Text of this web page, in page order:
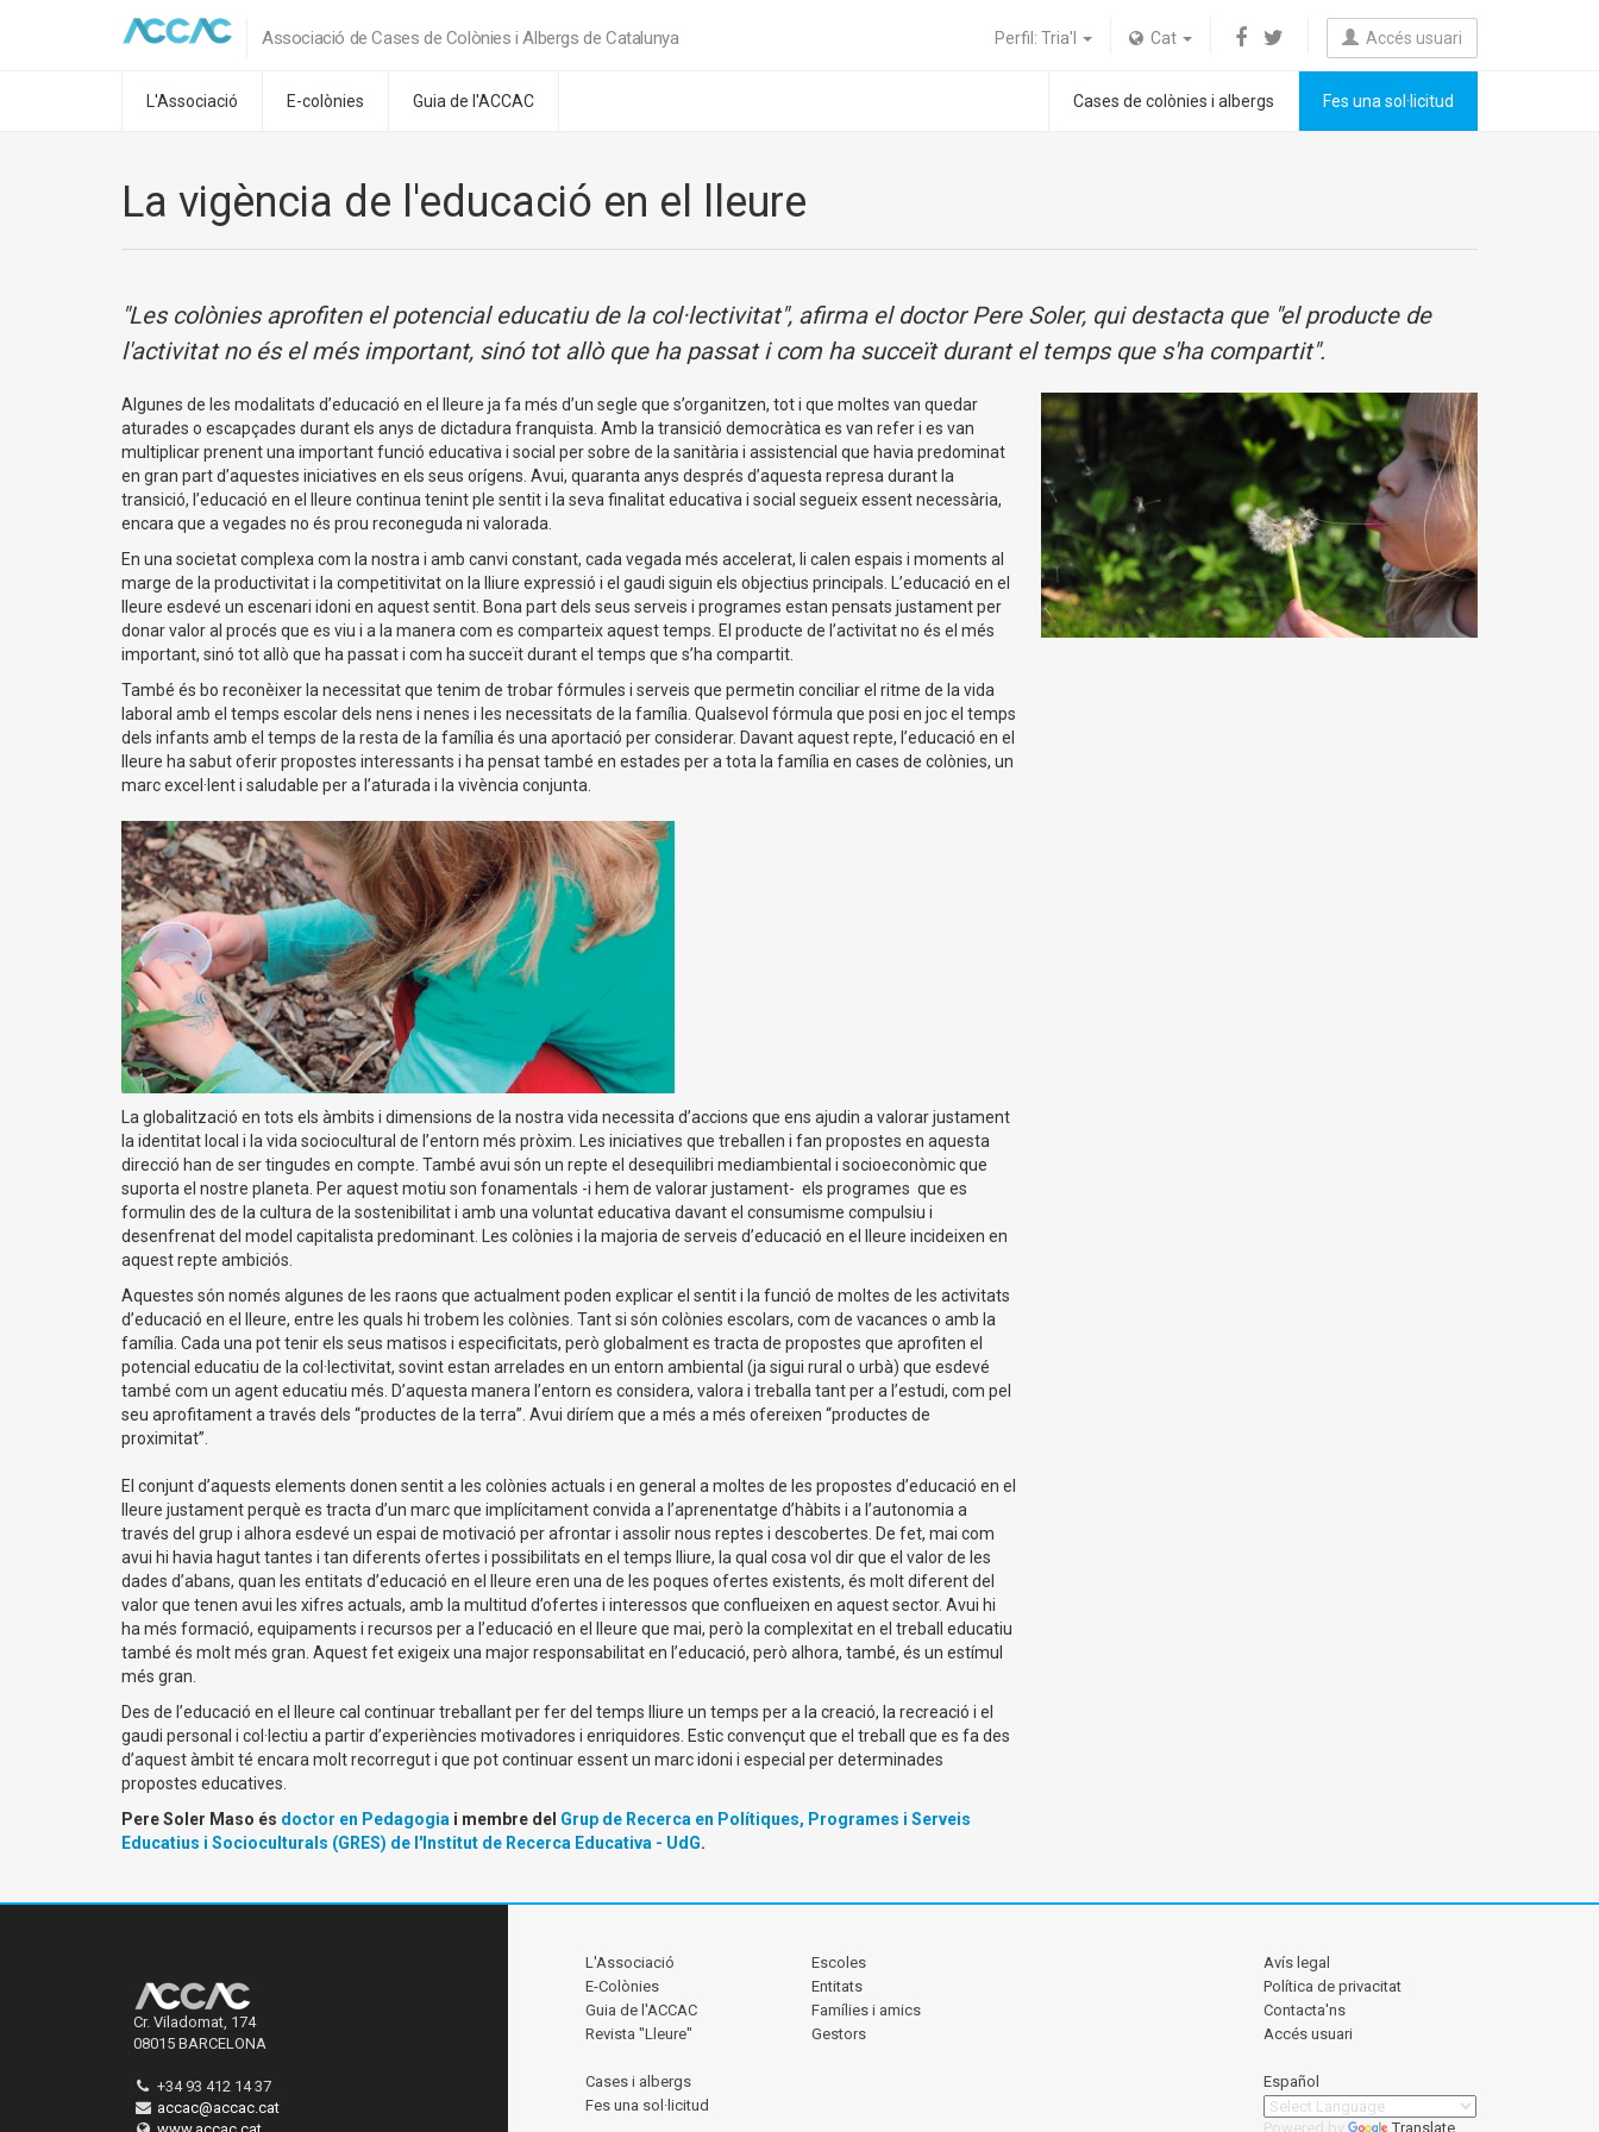
Associació de Cases de Colònies i Albergs de Catalunya Accés usuari
Cat
Perfil: Tria'l
L'Associació E-colònies Guia de l'ACCAC Fes una sol·licitud
Cases de colònies i albergs
La vigència de l'educació en el lleure
"Les colònies aprofiten el potencial educatiu de la col·lectivitat", afirma el doctor Pere Soler, qui destacta que "el producte de
l'activitat no és el més important, sinó tot allò que ha passat i com ha succeït durant el temps que s'ha compartit".
Algunes de les modalitats d’educació en el lleure ja fa més d’un segle que s’organitzen, tot i que moltes van quedar
aturades o escapçades durant els anys de dictadura franquista. Amb la transició democràtica es van refer i es van
multiplicar prenent una important funció educativa i social per sobre de la sanitària i assistencial que havia predominat
en gran part d’aquestes iniciatives en els seus orígens. Avui, quaranta anys després d’aquesta represa durant la
transició, l’educació en el lleure continua tenint ple sentit i la seva finalitat educativa i social segueix essent necessària,
encara que a vegades no és prou reconeguda ni valorada.
En una societat complexa com la nostra i amb canvi constant, cada vegada més accelerat, li calen espais i moments al
marge de la productivitat i la competitivitat on la lliure expressió i el gaudi siguin els objectius principals. L’educació en el
lleure esdevé un escenari idoni en aquest sentit. Bona part dels seus serveis i programes estan pensats justament per
donar valor al procés que es viu i a la manera com es comparteix aquest temps. El producte de l’activitat no és el més
important, sinó tot allò que ha passat i com ha succeït durant el temps que s’ha compartit.
També és bo reconèixer la necessitat que tenim de trobar fórmules i serveis que permetin conciliar el ritme de la vida
laboral amb el temps escolar dels nens i nenes i les necessitats de la família. Qualsevol fórmula que posi en joc el temps
dels infants amb el temps de la resta de la família és una aportació per considerar. Davant aquest repte, l’educació en el
lleure ha sabut oferir propostes interessants i ha pensat també en estades per a tota la família en cases de colònies, un
marc excel·lent i saludable per a l’aturada i la vivència conjunta.
La globalització en tots els àmbits i dimensions de la nostra vida necessita d’accions que ens ajudin a valorar justament
la identitat local i la vida sociocultural de l’entorn més pròxim. Les iniciatives que treballen i fan propostes en aquesta
direcció han de ser tingudes en compte. També avui són un repte el desequilibri mediambiental i socioeconòmic que
suporta el nostre planeta. Per aquest motiu son fonamentals -i hem de valorar justament- els programes que es
formulin des de la cultura de la sostenibilitat i amb una voluntat educativa davant el consumisme compulsiu i
desenfrenat del model capitalista predominant. Les colònies i la majoria de serveis d’educació en el lleure incideixen en
aquest repte ambiciós.
Aquestes són només algunes de les raons que actualment poden explicar el sentit i la funció de moltes de les activitats
d’educació en el lleure, entre les quals hi trobem les colònies. Tant si són colònies escolars, com de vacances o amb la
família. Cada una pot tenir els seus matisos i especificitats, però globalment es tracta de propostes que aprofiten el
potencial educatiu de la col·lectivitat, sovint estan arrelades en un entorn ambiental (ja sigui rural o urbà) que esdevé
també com un agent educatiu més. D’aquesta manera l’entorn es considera, valora i treballa tant per a l’estudi, com pel
seu aprofitament a través dels “productes de la terra”. Avui diríem que a més a més ofereixen “productes de
proximitat”.
El conjunt d’aquests elements donen sentit a les colònies actuals i en general a moltes de les propostes d’educació en el
lleure justament perquè es tracta d’un marc que implícitament convida a l’aprenentatge d’hàbits i a l’autonomia a
través del grup i alhora esdevé un espai de motivació per afrontar i assolir nous reptes i descobertes. De fet, mai com
avui hi havia hagut tantes i tan diferents ofertes i possibilitats en el temps lliure, la qual cosa vol dir que el valor de les
dades d’abans, quan les entitats d’educació en el lleure eren una de les poques ofertes existents, és molt diferent del
valor que tenen avui les xifres actuals, amb la multitud d’ofertes i interessos que conflueixen en aquest sector. Avui hi
ha més formació, equipaments i recursos per a l’educació en el lleure que mai, però la complexitat en el treball educatiu
també és molt més gran. Aquest fet exigeix una major responsabilitat en l’educació, però alhora, també, és un estímul
més gran.
Des de l’educació en el lleure cal continuar treballant per fer del temps lliure un temps per a la creació, la recreació i el
gaudi personal i col·lectiu a partir d’experiències motivadores i enriquidores. Estic convençut que el treball que es fa des
d’aquest àmbit té encara molt recorregut i que pot continuar essent un marc idoni i especial per determinades
propostes educatives.
Pere Soler Maso és doctor en Pedagogia i membre del Grup de Recerca en Polítiques, Programes i Serveis
Educatius i Socioculturals (GRES) de l'Institut de Recerca Educativa - UdG.
Cr. Viladomat, 174
08015 BARCELONA
+34 93 412 14 37
accac@accac.cat
L'Associació
E-Colònies
Guia de l'ACCAC
Revista "Lleure"
Cases i albergs
Fes una sol·licitud
Escoles
Entitats
Famílies i amics
Gestors
Avís legal
Política de privacitat
Contacta'ns
Accés usuari
Español
Powered by Translate